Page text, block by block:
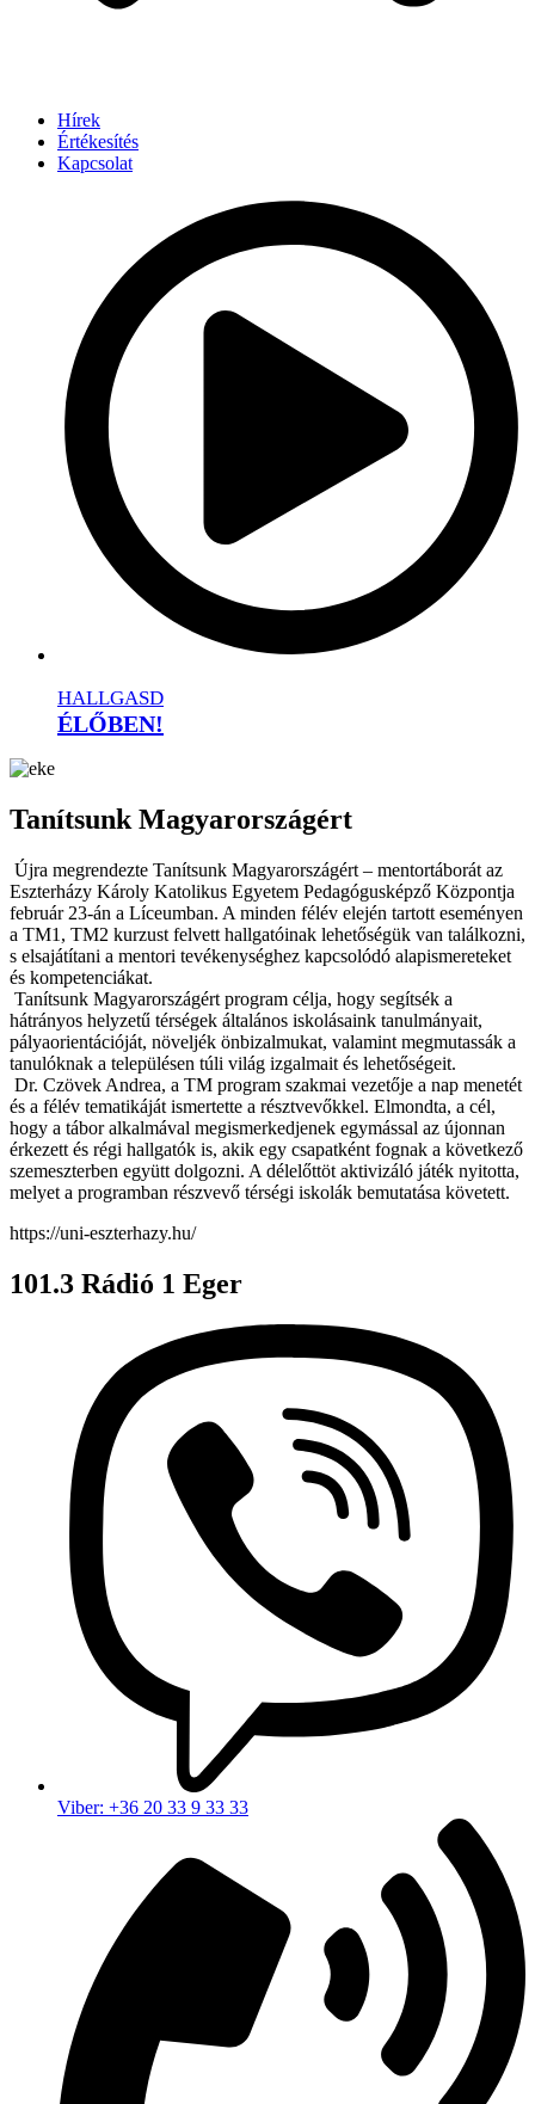
Hírek
Értékesítés
Kapcsolat
HALLGASD
ÉLŐBEN!
Tanítsunk Magyarországért
Újra megrendezte Tanítsunk Magyarországért – mentortáborát az
Eszterházy Károly Katolikus Egyetem Pedagógusképző Központja
február 23-án a Líceumban. A minden félév elején tartott eseményen
a TM1, TM2 kurzust felvett hallgatóinak lehetőségük van találkozni,
s elsajátítani a mentori tevékenységhez kapcsolódó alapismereteket
és kompetenciákat.
Tanítsunk Magyarországért program célja, hogy segítsék a
hátrányos helyzetű térségek általános iskolásaink tanulmányait,
pályaorientációját, növeljék önbizalmukat, valamint megmutassák a
tanulóknak a településen túli világ izgalmait és lehetőségeit.
Dr. Czövek Andrea, a TM program szakmai vezetője a nap menetét
és a félév tematikáját ismertette a résztvevőkkel. Elmondta, a cél,
hogy a tábor alkalmával megismerkedjenek egymással az újonnan
érkezett és régi hallgatók is, akik egy csapatként fognak a következő
szemeszterben együtt dolgozni. A délelőttöt aktivizáló játék nyitotta,
melyet a programban részvevő térségi iskolák bemutatása követett.
https://uni-eszterhazy.hu/
101.3 Rádió 1 Eger
Viber: +36 20 33 9 33 33